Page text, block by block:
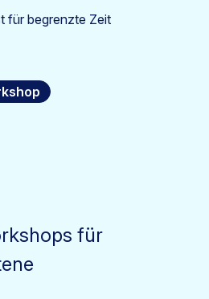
für begrenzte Zeit
für